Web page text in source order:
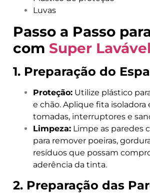
Luvas
Passo a Passo
com Super
1. Preparação do
Proteção: Utilize plástico
e chão. Aplique fita isoladora
tomadas, interruptores e
Limpeza: Limpe as paredes
para remover poeiras,
resíduos que possam
aderência da tinta.
2. Preparação das